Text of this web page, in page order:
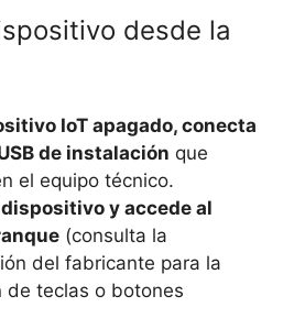
desde la
IoT apagado, conecta
de instalación que
el equipo técnico.
y accede al
(consulta la
del fabricante para la
de teclas o botones